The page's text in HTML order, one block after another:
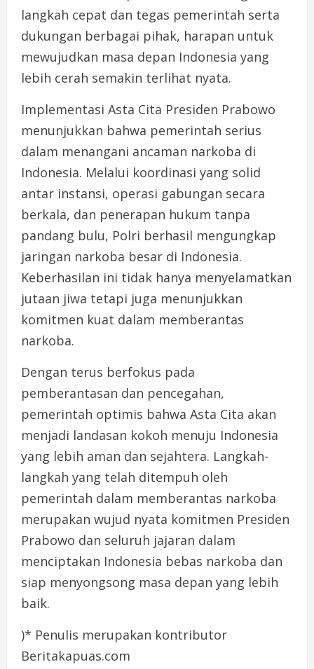
langkah cepat dan tegas pemerintah serta
dukungan berbagai pihak, harapan untuk
mewujudkan masa depan Indonesia yang
lebih cerah semakin terlihat nyata.
Implementasi Asta Cita Presiden Prabowo
menunjukkan bahwa pemerintah serius
dalam menangani ancaman narkoba di
Indonesia. Melalui koordinasi yang solid
antar instansi, operasi gabungan secara
berkala, dan penerapan hukum tanpa
pandang bulu, Polri berhasil mengungkap
jaringan narkoba besar di Indonesia.
Keberhasilan ini tidak hanya menyelamatkan
jutaan jiwa tetapi juga menunjukkan
komitmen kuat dalam memberantas
narkoba.
Dengan terus berfokus pada
pemberantasan dan pencegahan,
pemerintah optimis bahwa Asta Cita akan
menjadi landasan kokoh menuju Indonesia
yang lebih aman dan sejahtera. Langkah-
langkah yang telah ditempuh oleh
pemerintah dalam memberantas narkoba
merupakan wujud nyata komitmen Presiden
Prabowo dan seluruh jajaran dalam
menciptakan Indonesia bebas narkoba dan
siap menyongsong masa depan yang lebih
baik.
)* Penulis merupakan kontributor
Beritakapuas.com